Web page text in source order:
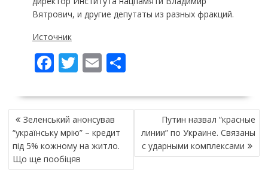
Вятрович, и другие депутаты из разных фракций.
Источник
F
ac
e
b
o
o
T
w
itt
er
E
m
ai
l
П
ді
т
НАВІГАЦІЯ
ЗАПИСІВ
Зеленський анонсував
“українську мрію” – кредит
під 5% кожному на житло.
Що ще пообіцяв
Путин назвал “красные
линии” по Украине. Связаны
с ударными комплексами